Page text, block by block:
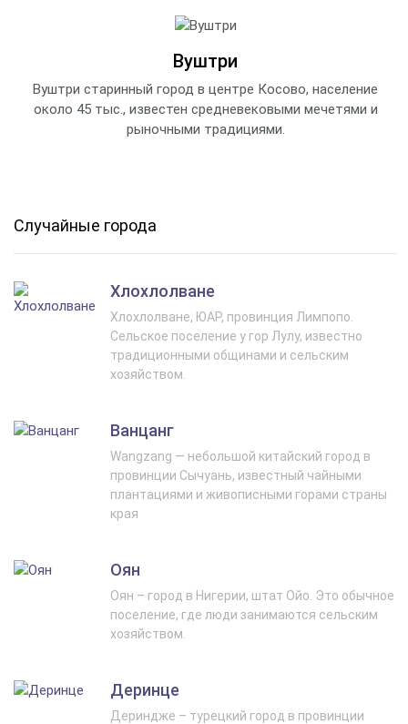
Вуштри
Вуштри старинный город в центре Косово, население
около 45 тыс., известен средневековыми мечетями и
рыночными традициями.
Случайные города
Хлохлолване
Хлохлолване, ЮАР, провинция Лимпопо.
Сельское поселение у гор Лулу, известно
традиционными общинами и сельским
хозяйством.
Ванцанг
Wangzang — небольшой китайский город в
провинции Сычуань, известный чайными
плантациями и живописными горами страны
края
Оян
Оян – город в Нигерии, штат Ойо. Это обычное
поселение, где люди занимаются сельским
хозяйством.
Деринце
Дериндже – турецкий город в провинции